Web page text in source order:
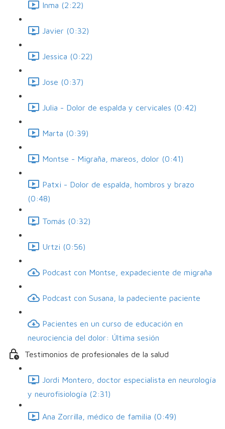
Inma (2:22)
Javier (0:32)
Jessica (0:22)
Jose (0:37)
Julia - Dolor de espalda y cervicales (0:42)
Marta (0:39)
Montse - Migraña, mareos, dolor (0:41)
Patxi - Dolor de espalda, hombros y brazo
(0:48)
Tomás (0:32)
Urtzi (0:56)
Podcast con Montse, expadeciente de migraña
Podcast con Susana, la padeciente paciente
Pacientes en un curso de educación en
neurociencia del dolor: Última sesión
Testimonios de profesionales de la salud
Jordi Montero, doctor especialista en neurología
y neurofisiología (2:31)
Ana Zorrilla, médico de familia (0:49)